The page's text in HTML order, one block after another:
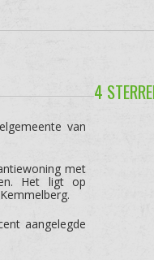
van
met
Het ligt op
aangelegde
4